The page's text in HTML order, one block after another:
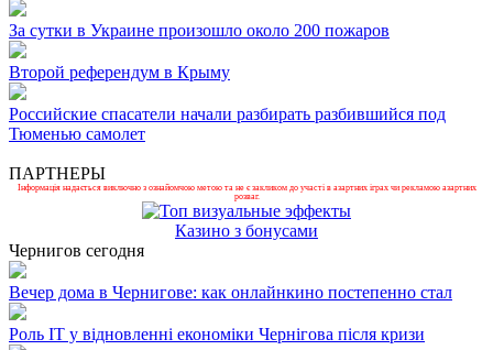
За сутки в Украине произошло около 200 пожаров
Второй референдум в Крыму
Российские спасатели начали разбирать разбившийся под
Тюменью самолет
ПАРТНЕРЫ
Інформація надається виключно з ознайомчою метою та не є закликом до участі в азартних іграх чи рекламою азартних
розваг.
Казино з бонусами
Чернигов сегодня
Вечер дома в Чернигове: как онлайнкино постепенно стал
Роль ІТ у відновленні економіки Чернігова після кризи